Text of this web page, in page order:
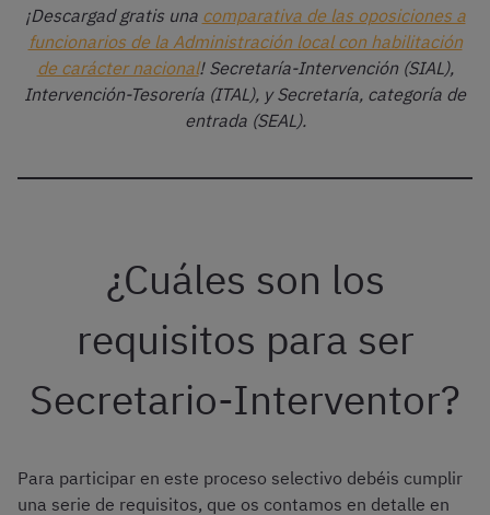
¡Descargad gratis una comparativa de las oposiciones a
funcionarios de la Administración local con habilitación
de carácter nacional! Secretaría-Intervención (SIAL),
Intervención-Tesorería (ITAL), y Secretaría, categoría de
entrada (SEAL).
¿Cuáles son los
requisitos para ser
Secretario-Interventor?
Para participar en este proceso selectivo debéis cumplir
una serie de requisitos, que os contamos en detalle en